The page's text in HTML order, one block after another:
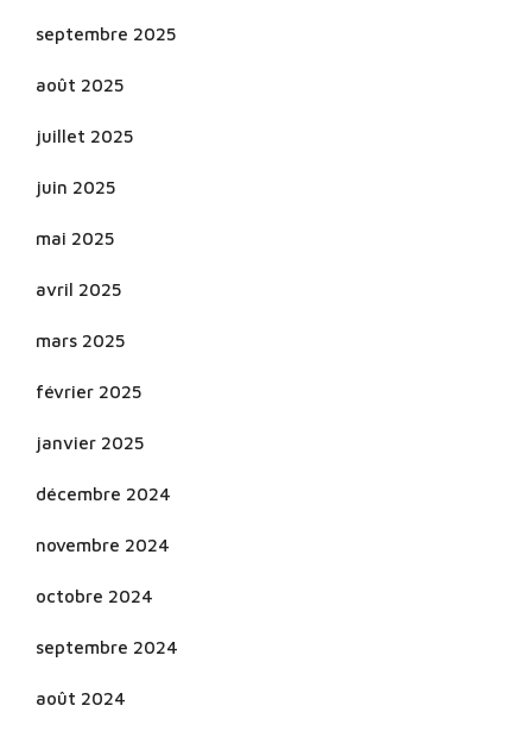
septembre 2025
août 2025
juillet 2025
juin 2025
mai 2025
avril 2025
mars 2025
février 2025
janvier 2025
décembre 2024
novembre 2024
octobre 2024
septembre 2024
août 2024